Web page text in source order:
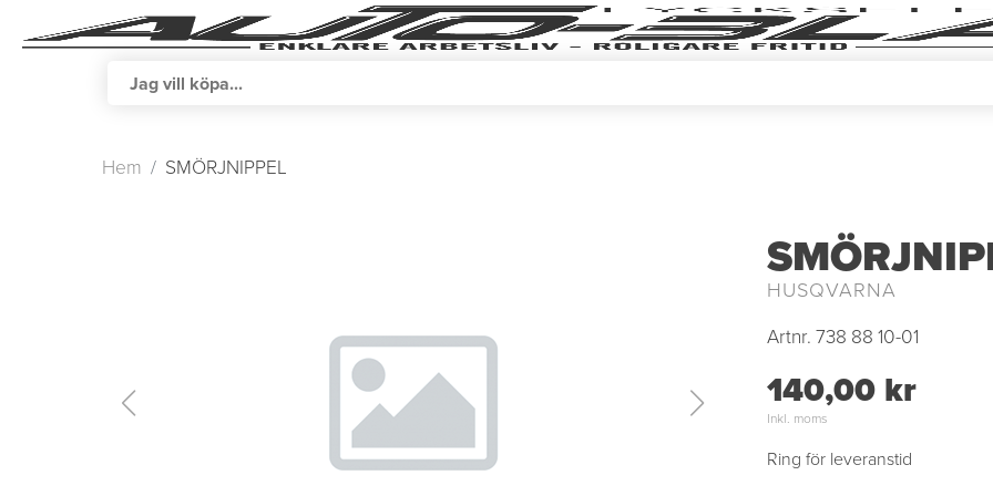
Hem SMÖRJNIPPEL
HUSQVARNA
Artnr.738 88 10-01
140,00 kr
Inkl. moms
Ring för leveranstid